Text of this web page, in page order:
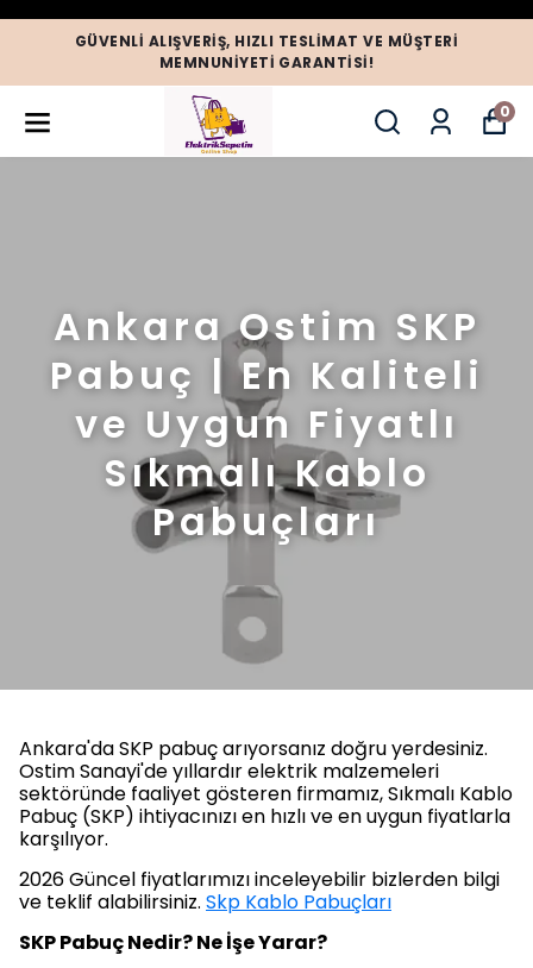
GÜVENLI ALIŞVERIŞ, HIZLI TESLIMAT VE MÜŞTERI
MEMNUNIYETI GARANTISI!
0
Ankara Ostim SKP
Pabuç | En Kaliteli
ve Uygun Fiyatlı
Sıkmalı Kablo
Pabuçları
Ankara'da SKP pabuç arıyorsanız doğru yerdesiniz.
Ostim Sanayi'de yıllardır elektrik malzemeleri
sektöründe faaliyet gösteren firmamız, Sıkmalı Kablo
Pabuç (SKP) ihtiyacınızı en hızlı ve en uygun fiyatlarla
karşılıyor.
2026 Güncel fiyatlarımızı inceleyebilir bizlerden bilgi
ve teklif alabilirsiniz. Skp Kablo Pabuçları
SKP Pabuç Nedir? Ne İşe Yarar?